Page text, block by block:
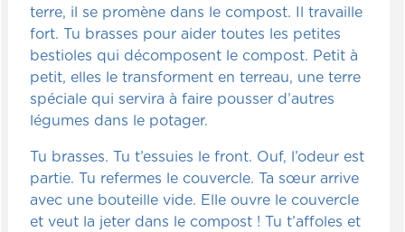
terre, il se promène dans le compost. Il travaille
fort. Tu brasses pour aider toutes les petites
bestioles qui décomposent le compost. Petit à
petit, elles le transforment en terreau, une terre
spéciale qui servira à faire pousser d’autres
légumes dans le potager.
Tu brasses. Tu t’essuies le front. Ouf, l’odeur est
partie. Tu refermes le couvercle. Ta sœur arrive
avec une bouteille vide. Elle ouvre le couvercle
et veut la jeter dans le compost ! Tu t’affoles et